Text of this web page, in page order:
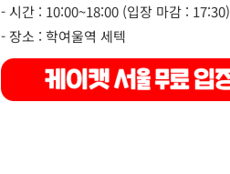
- 시간 : 10:00~18:00 (입장 마감 : 17:30)
- 장소 : 학여울역 세텍